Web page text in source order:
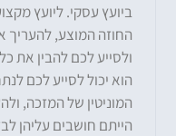
ביועץ עסקי. ליועץ
החוזה המוצע, להעריך
ולסייע לכם להבין את
הוא יכול לסייע לכם
המוניטין של המזכה,
הייתם חושבים עליהן